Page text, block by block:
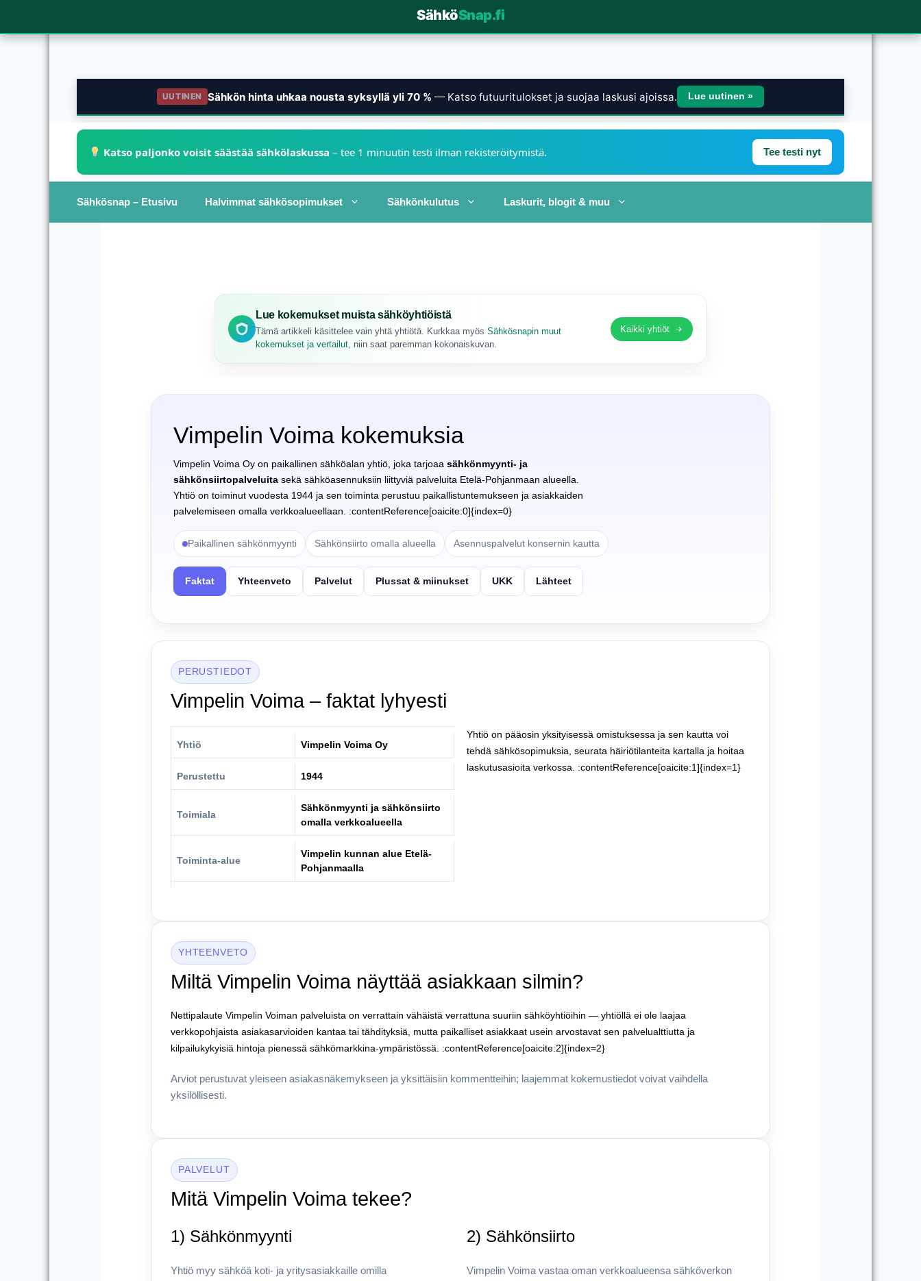
SähköSnap.fi
UUTINEN Sähkön hinta uhkaa nousta syksyllä yli 70 % — Katso futuuritulokset ja suojaa laskusi ajoissa. Lue uutinen »
Katso paljonko voisit säästää sähkölaskussa – tee 1 minuutin testi ilman rekisteröitymistä. Tee testi nyt
Sähkösnap – Etusivu Halvimmat sähkösopimukset Sähkönkulutus Laskurit, blogit & muu
Lue kokemukset muista sähköyhtiöistä
Tämä artikkeli käsittelee vain yhtä yhtiötä. Kurkkaa myös Sähkösnapin muut
kokemukset ja vertailut, niin saat paremman kokonaiskuvan.
Kaikki yhtiöt
Vimpelin Voima kokemuksia
Vimpelin Voima Oy on paikallinen sähköalan yhtiö, joka tarjoaa sähkönmyynti- ja
sähkönsiirtopalveluita sekä sähköasennuksiin liittyviä palveluita Etelä-Pohjanmaan alueella.
Yhtiö on toiminut vuodesta 1944 ja sen toiminta perustuu paikallistuntemukseen ja asiakkaiden
palvelemiseen omalla verkkoalueellaan. :contentReference[oaicite:0]{index=0}
Paikallinen sähkönmyynti Sähkönsiirto omalla alueella Asennuspalvelut konsernin kautta
Faktat Yhteenveto Palvelut Plussat & miinukset UKK Lähteet
PERUSTIEDOT
Vimpelin Voima – faktat lyhyesti
Yhtiö Vimpelin Voima Oy
Perustettu 1944
Toimiala
Sähkönmyynti ja sähkönsiirto
omalla verkkoalueella
Toiminta-alue
Vimpelin kunnan alue Etelä-
Pohjanmaalla
Yhtiö on pääosin yksityisessä omistuksessa ja sen kautta voi
tehdä sähkösopimuksia, seurata häiriötilanteita kartalla ja hoitaa
laskutusasioita verkossa. :contentReference[oaicite:1]{index=1}
YHTEENVETO
Miltä Vimpelin Voima näyttää asiakkaan silmin?
Nettipalaute Vimpelin Voiman palveluista on verrattain vähäistä verrattuna suuriin sähköyhtiöihin — yhtiöllä ei ole laajaa
verkkopohjaista asiakasarvioiden kantaa tai tähdityksiä, mutta paikalliset asiakkaat usein arvostavat sen palvelualttiutta ja
kilpailukykyisiä hintoja pienessä sähkömarkkina-ympäristössä. :contentReference[oaicite:2]{index=2}
Arviot perustuvat yleiseen asiakasnäkemykseen ja yksittäisiin kommentteihin; laajemmat kokemustiedot voivat vaihdella
yksilöllisesti.
PALVELUT
Mitä Vimpelin Voima tekee?
1) Sähkönmyynti
Yhtiö myy sähköä koti- ja yritysasiakkaille omilla
2) Sähkönsiirto
Vimpelin Voima vastaa oman verkkoalueensa sähköverkon